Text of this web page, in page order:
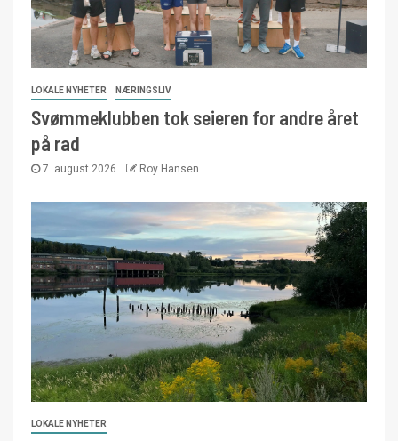
LOKALE NYHETER NÆRINGSLIV
Svømmeklubben tok seieren for andre året
på rad
7. august 2026 Roy Hansen
LOKALE NYHETER